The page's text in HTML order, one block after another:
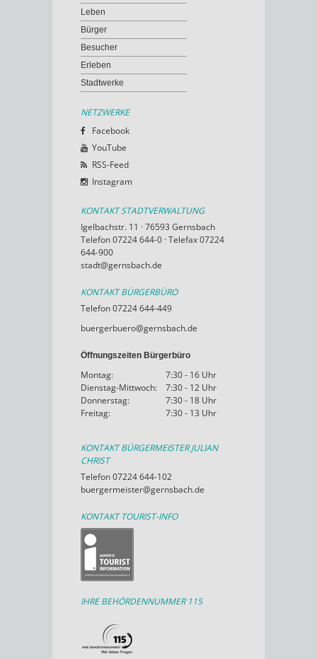
Leben
Bürger
Besucher
Erleben
Stadtwerke
NETZWERKE
Facebook
YouTube
RSS-Feed
Instagram
KONTAKT STADTVERWALTUNG
Igelbachstr. 11 · 76593 Gernsbach
Telefon 07224 644-0 · Telefax 07224
644-900
stadt@gernsbach.de
KONTAKT BÜRGERBÜRO
Telefon 07224 644-449
buergerbuero@gernsbach.de
Öffnungszeiten Bürgerbüro
Montag:
7:30 - 16 Uhr
Dienstag-Mittwoch:
7:30 - 12 Uhr
Donnerstag:
7:30 - 18 Uhr
Freitag:
7:30 - 13 Uhr
KONTAKT BÜRGERMEISTER JULIAN
CHRIST
Telefon 07224 644-102
buergermeister@gernsbach.de
KONTAKT TOURIST-INFO
IHRE BEHÖRDENNUMMER 115